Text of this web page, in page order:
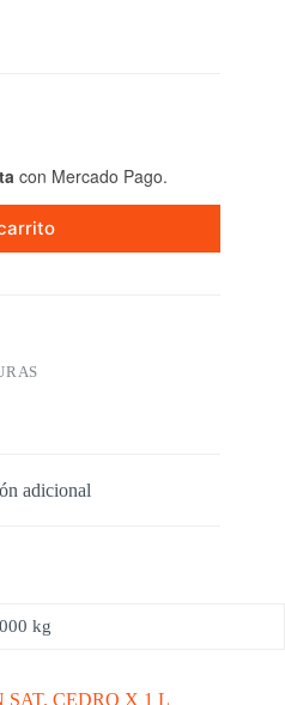
con Mercado Pago.
adicional
kg